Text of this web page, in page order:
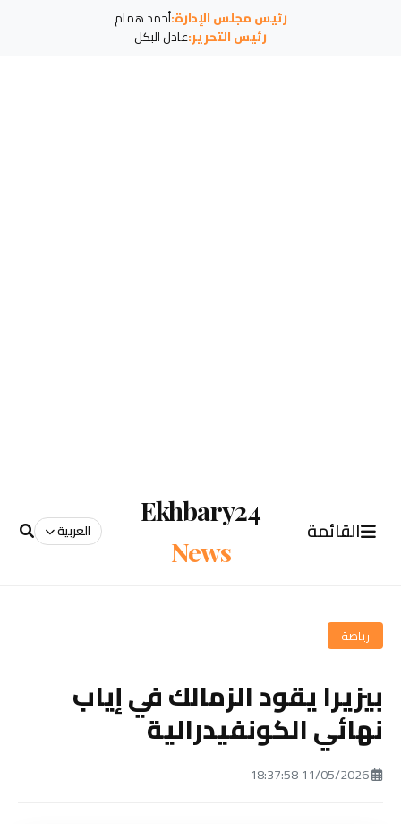
رئيس مجلس الإدارة:أحمد همام
رئيس التحرير:عادل البكل
القائمة
Ekhbary24
News
العربية
رياضة
بيزيرا يقود الزمالك في إياب
نهائي الكونفيدرالية